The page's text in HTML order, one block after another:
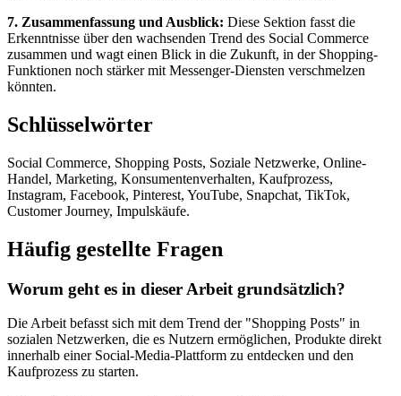
7. Zusammenfassung und Ausblick: Diese Sektion fasst die
Erkenntnisse über den wachsenden Trend des Social Commerce
zusammen und wagt einen Blick in die Zukunft, in der Shopping-
Funktionen noch stärker mit Messenger-Diensten verschmelzen
könnten.
Schlüsselwörter
Social Commerce, Shopping Posts, Soziale Netzwerke, Online-
Handel, Marketing, Konsumentenverhalten, Kaufprozess,
Instagram, Facebook, Pinterest, YouTube, Snapchat, TikTok,
Customer Journey, Impulskäufe.
Häufig gestellte Fragen
Worum geht es in dieser Arbeit grundsätzlich?
Die Arbeit befasst sich mit dem Trend der "Shopping Posts" in
sozialen Netzwerken, die es Nutzern ermöglichen, Produkte direkt
innerhalb einer Social-Media-Plattform zu entdecken und den
Kaufprozess zu starten.